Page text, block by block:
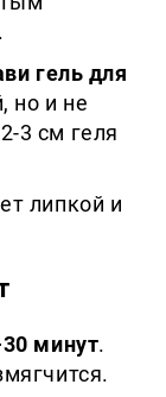
гель для
но и не
3 см геля
липкой и
минут.